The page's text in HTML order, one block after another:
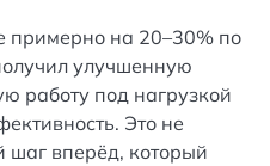
примерно на 20–30% по
улучшенную
работу под нагрузкой
Это не
шаг вперёд, который